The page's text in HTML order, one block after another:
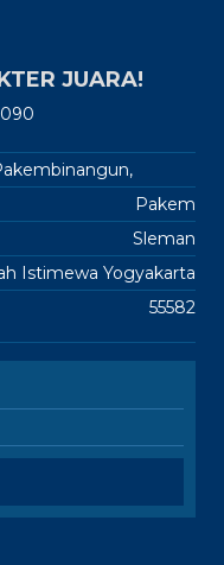
JUARA!
Pakem
Sleman
Istimewa Yogyakarta
55582